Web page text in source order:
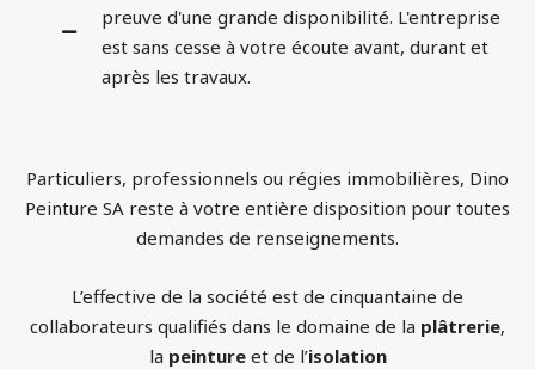
preuve d'une grande disponibilité. L'entreprise
est sans cesse à votre écoute avant, durant et
après les travaux.
Particuliers, professionnels ou régies immobilières, Dino
Peinture SA reste à votre entière disposition pour toutes
demandes de renseignements.
L’effective de la société est de cinquantaine de
collaborateurs qualifiés dans le domaine de la plâtrerie,
la peintureet de l’isolation